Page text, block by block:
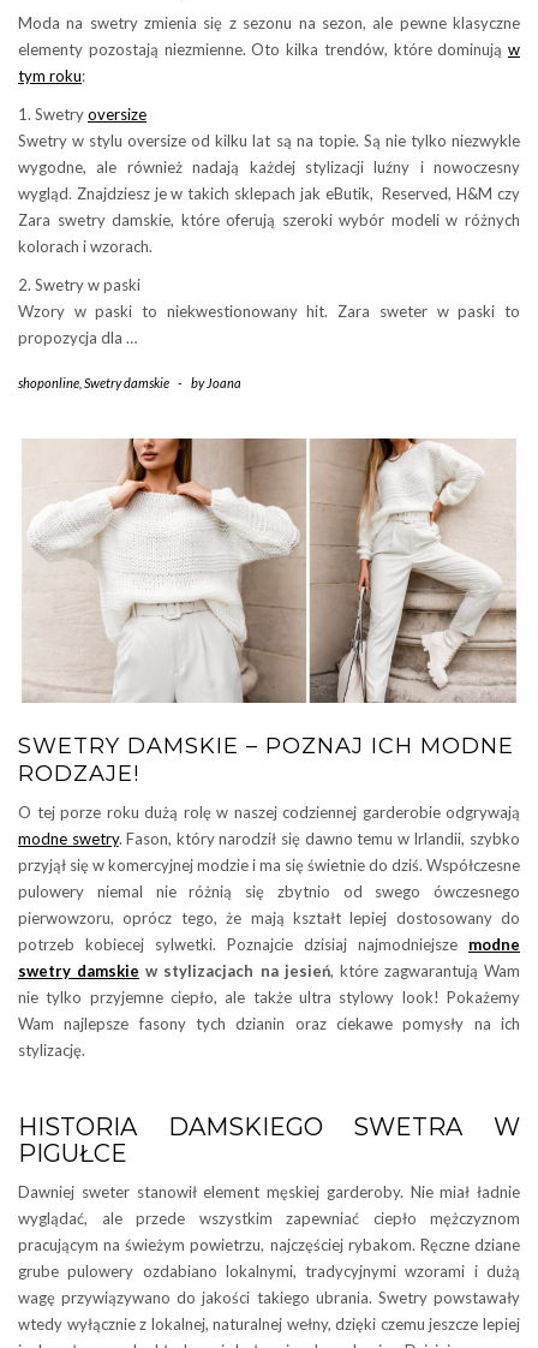
Moda na swetry zmienia się z sezonu na sezon, ale pewne klasyczne
elementy pozostają niezmienne. Oto kilka trendów, które dominują w
tym roku:
1. Swetryoversize
Swetry w stylu oversize od kilku lat są na topie. Są nie tylko niezwykle
wygodne, ale również nadają każdej stylizacji luźny i nowoczesny
wygląd. Znajdziesz je w takich sklepach jak eButik, Reserved, H&M czy
Zara swetry damskie, które oferują szeroki wybór modeli w różnych
kolorach i wzorach.
2. Swetry w paski
Wzory w paski to niekwestionowany hit. Zara sweter w paski to
propozycja dla …
shoponline Swetry damskie - by Joana
SWETRY DAMSKIE – POZNAJ ICH MODNE
RODZAJE!
O tej porze roku dużą rolę w naszej codziennej garderobie odgrywają
modne swetry. Fason, który narodził się dawno temu w Irlandii, szybko
przyjął się w komercyjnej modzie i ma się świetnie do dziś. Współczesne
pulowery niemal nie różnią się zbytnio od swego ówczesnego
pierwowzoru, oprócz tego, że mają kształt lepiej dostosowany do
potrzeb kobiecej sylwetki. Poznajcie dzisiaj najmodniejsze modne
swetry damskie w stylizacjach na jesień, które zagwarantują Wam
nie tylko przyjemne ciepło, ale także ultra stylowy look! Pokażemy
Wam najlepsze fasony tych dzianin oraz ciekawe pomysły na ich
stylizację.
HISTORIA DAMSKIEGO SWETRA W
PIGUŁCE
Dawniej sweter stanowił element męskiej garderoby. Nie miał ładnie
wyglądać, ale przede wszystkim zapewniać ciepło mężczyznom
pracującym na świeżym powietrzu, najczęściej rybakom. Ręczne dziane
grube pulowery ozdabiano lokalnymi, tradycyjnymi wzorami i dużą
wagę przywiązywano do jakości takiego ubrania. Swetry powstawały
wtedy wyłącznie z lokalnej, naturalnej wełny, dzięki czemu jeszcze lepiej